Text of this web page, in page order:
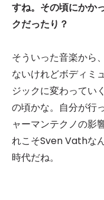
すね。その頃にかか
クだったり？
そういった音楽から
ないけれどボディミ
ジックに変わってい
の頃かな。自分が行
ャーマンテクノの影
れこそSven Vathな
時代だね。